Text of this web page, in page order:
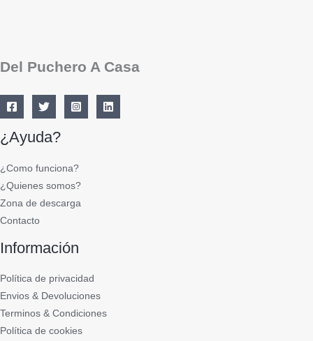
Del Puchero A Casa
¿Ayuda?
¿Como funciona?
¿Quienes somos?
Zona de descarga
Contacto
Información
Política de privacidad
Envios & Devoluciones
Terminos & Condiciones
Política de cookies